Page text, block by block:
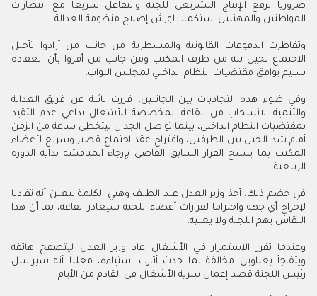
ضروريا لرفع الإنتاج التشريعي للجنة والتفاعل سريعا مع انتظارات
المواطنين والمهنيين استكمالا لورش إصلاح منظومة العدالة.
وتقاطرت الدفوعات القانونية والمسطرية من جانب من أرادوا تأجيل
الاجتماع لحين بته من طرف المكتب ومن جانب من أقروا بأن انعقاده
سليم يوافق مقتضيات النظام الداخلي لمجلس النواب.
وفي ضوء هذه التجاذبات بين الجانبين، قررت نائبة عن فريق العدالة
والتنمية الانسحاب من القاعة المخصصة للأشغال بداعي عدم التقيد
بمقتضيات النظام الداخلي، بينما تواصل الجدال ليتخطى ساعة من الزمن
أمام شد الحبل بين الطرفين، واقتراح عقد اجتماع قصير وسريع لأعضاء
المكتب بما ينسخ القرار السابق القاضي بإرجاء المناقشة بداية الدورة
الربيعية.
في خضم ذلك، أخذ وزير العدل عبد الطيف وهبي الكلمة ليعلن أنه تفاديا
لإحراج أي جهة واحتراما لقرارات أعضاء اللجنة سيغادر القاعة، بما أن هذا
النقاش يهم اللجنة ولا يعنيه.
وعندما تقرر الاستمرار في الأشغال عاد وزير العدل ليتصفح هاتفه
ويتفاجأ بعناوين مخالفة لما حدث أثارت استياءه، معلنا أنه سيراسل
رئيس اللجنة قصد إعمال سرية الأشغال في القادم من الأيام.